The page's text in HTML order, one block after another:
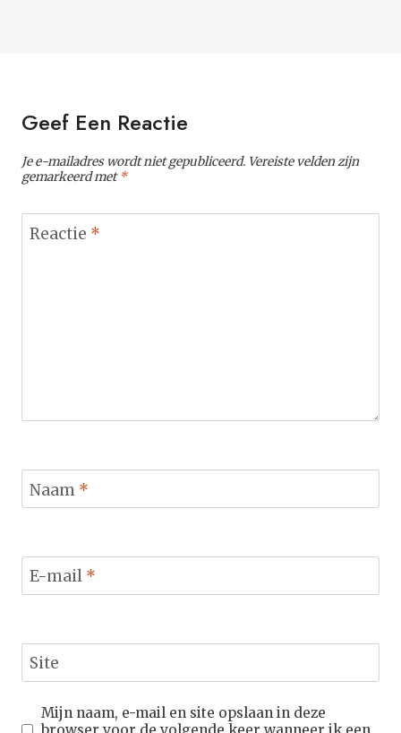
Geef Een Reactie
Je e-mailadres wordt niet gepubliceerd. Vereiste velden zijn
gemarkeerd met*
Reactie *
Naam *
E-mail *
Site
Mijn naam, e-mail en site opslaan in deze